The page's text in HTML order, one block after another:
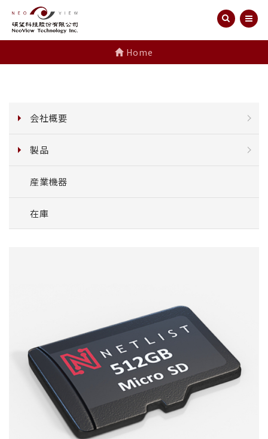
Home
会社概要
製品
産業機器
在庫